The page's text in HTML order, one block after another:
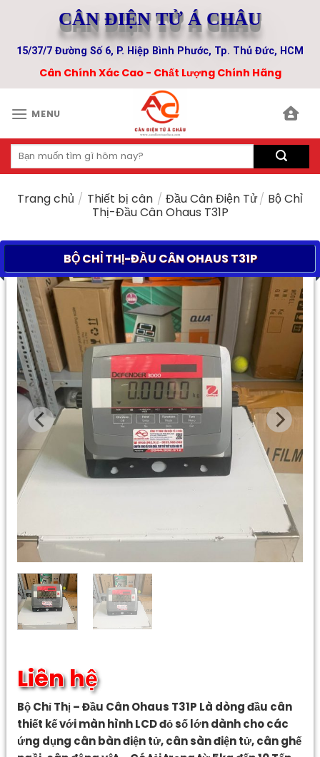
content
CÂN ĐIỆN TỬ Á CHÂU
15/37/7 Đường Số 6, P. Hiệp Bình Phước, Tp. Thủ Đức, HCM
Cân Chính Xác Cao - Chất Lượng Chính Hãng
MENU
Tìm
kiếm:
Trang chủ / Thiết bị cân / Đầu Cân Điện Tử/ Bộ Chỉ
Thị-Đầu Cân Ohaus T31P
BỘ CHỈ THỊ-ĐẦU CÂN OHAUS T31P
Liên hệ
Bộ Chỉ Thị – Đầu Cân Ohaus T31P Là dòng đầu cân
thiết kế với màn hình LCD đỏ số lớn dành cho các
ứng dụng cân bàn điện tử, cân sàn điện tử, cân ghế